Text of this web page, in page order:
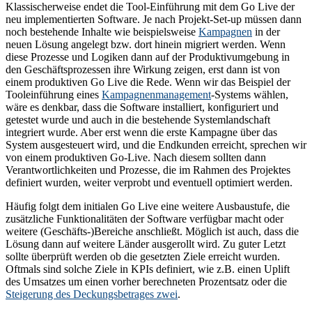
Klassischerweise endet die Tool-Einführung mit dem Go Live der
neu implementierten Software. Je nach Projekt-Set-up müssen dann
noch bestehende Inhalte wie beispielsweise Kampagnen in der
neuen Lösung angelegt bzw. dort hinein migriert werden. Wenn
diese Prozesse und Logiken dann auf der Produktivumgebung in
den Geschäftsprozessen ihre Wirkung zeigen, erst dann ist von
einem produktiven Go Live die Rede. Wenn wir das Beispiel der
Tooleinführung eines Kampagnenmanagement-Systems wählen,
wäre es denkbar, dass die Software installiert, konfiguriert und
getestet wurde und auch in die bestehende Systemlandschaft
integriert wurde. Aber erst wenn die erste Kampagne über das
System ausgesteuert wird, und die Endkunden erreicht, sprechen wir
von einem produktiven Go-Live. Nach diesem sollten dann
Verantwortlichkeiten und Prozesse, die im Rahmen des Projektes
definiert wurden, weiter verprobt und eventuell optimiert werden.
Häufig folgt dem initialen Go Live eine weitere Ausbaustufe, die
zusätzliche Funktionalitäten der Software verfügbar macht oder
weitere (Geschäfts-)Bereiche anschließt. Möglich ist auch, dass die
Lösung dann auf weitere Länder ausgerollt wird. Zu guter Letzt
sollte überprüft werden ob die gesetzten Ziele erreicht wurden.
Oftmals sind solche Ziele in KPIs definiert, wie z.B. einen Uplift
des Umsatzes um einen vorher berechneten Prozentsatz oder die
Steigerung des Deckungsbetrages zwei.